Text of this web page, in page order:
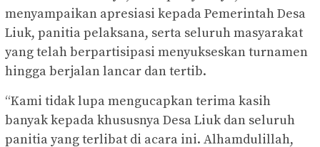
menyampaikan apresiasi kepada Pemerintah Desa
Liuk, panitia pelaksana, serta seluruh masyarakat
yang telah berpartisipasi menyukseskan turnamen
hingga berjalan lancar dan tertib.
“Kami tidak lupa mengucapkan terima kasih
banyak kepada khususnya Desa Liuk dan seluruh
panitia yang terlibat di acara ini. Alhamdulillah,